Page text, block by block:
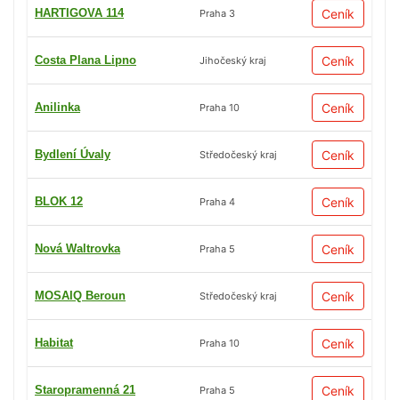
HARTIGOVA 114 Praha 3 Ceník
Costa Plana Lipno Jihočeský kraj Ceník
Anilinka Praha 10 Ceník
Bydlení Úvaly Středočeský kraj Ceník
BLOK 12 Praha 4 Ceník
Nová Waltrovka Praha 5 Ceník
MOSAIQ Beroun Středočeský kraj Ceník
Habitat Praha 10 Ceník
Staropramenná 21 Praha 5 Ceník